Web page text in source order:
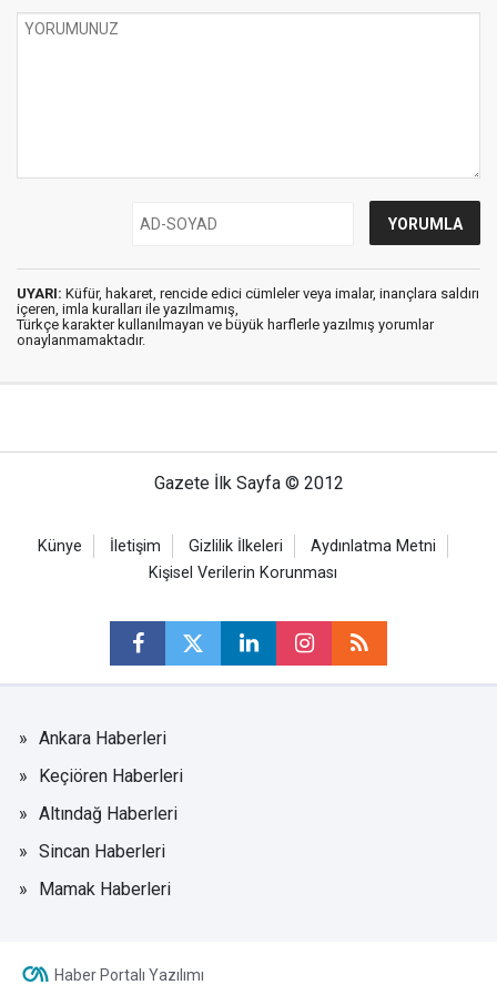
UYARI: Küfür, hakaret, rencide edici cümleler veya imalar, inançlara saldırı
içeren, imla kuralları ile yazılmamış,
Türkçe karakter kullanılmayan ve büyük harflerle yazılmış yorumlar
onaylanmamaktadır.
Gazete İlk Sayfa © 2012
Künye İletişim Gizlilik İlkeleri
Aydınlatma Metni
Kişisel Verilerin Korunması
Ankara Haberleri
Keçiören Haberleri
Altındağ Haberleri
Sincan Haberleri
Mamak Haberleri
Haber Portalı Yazılımı